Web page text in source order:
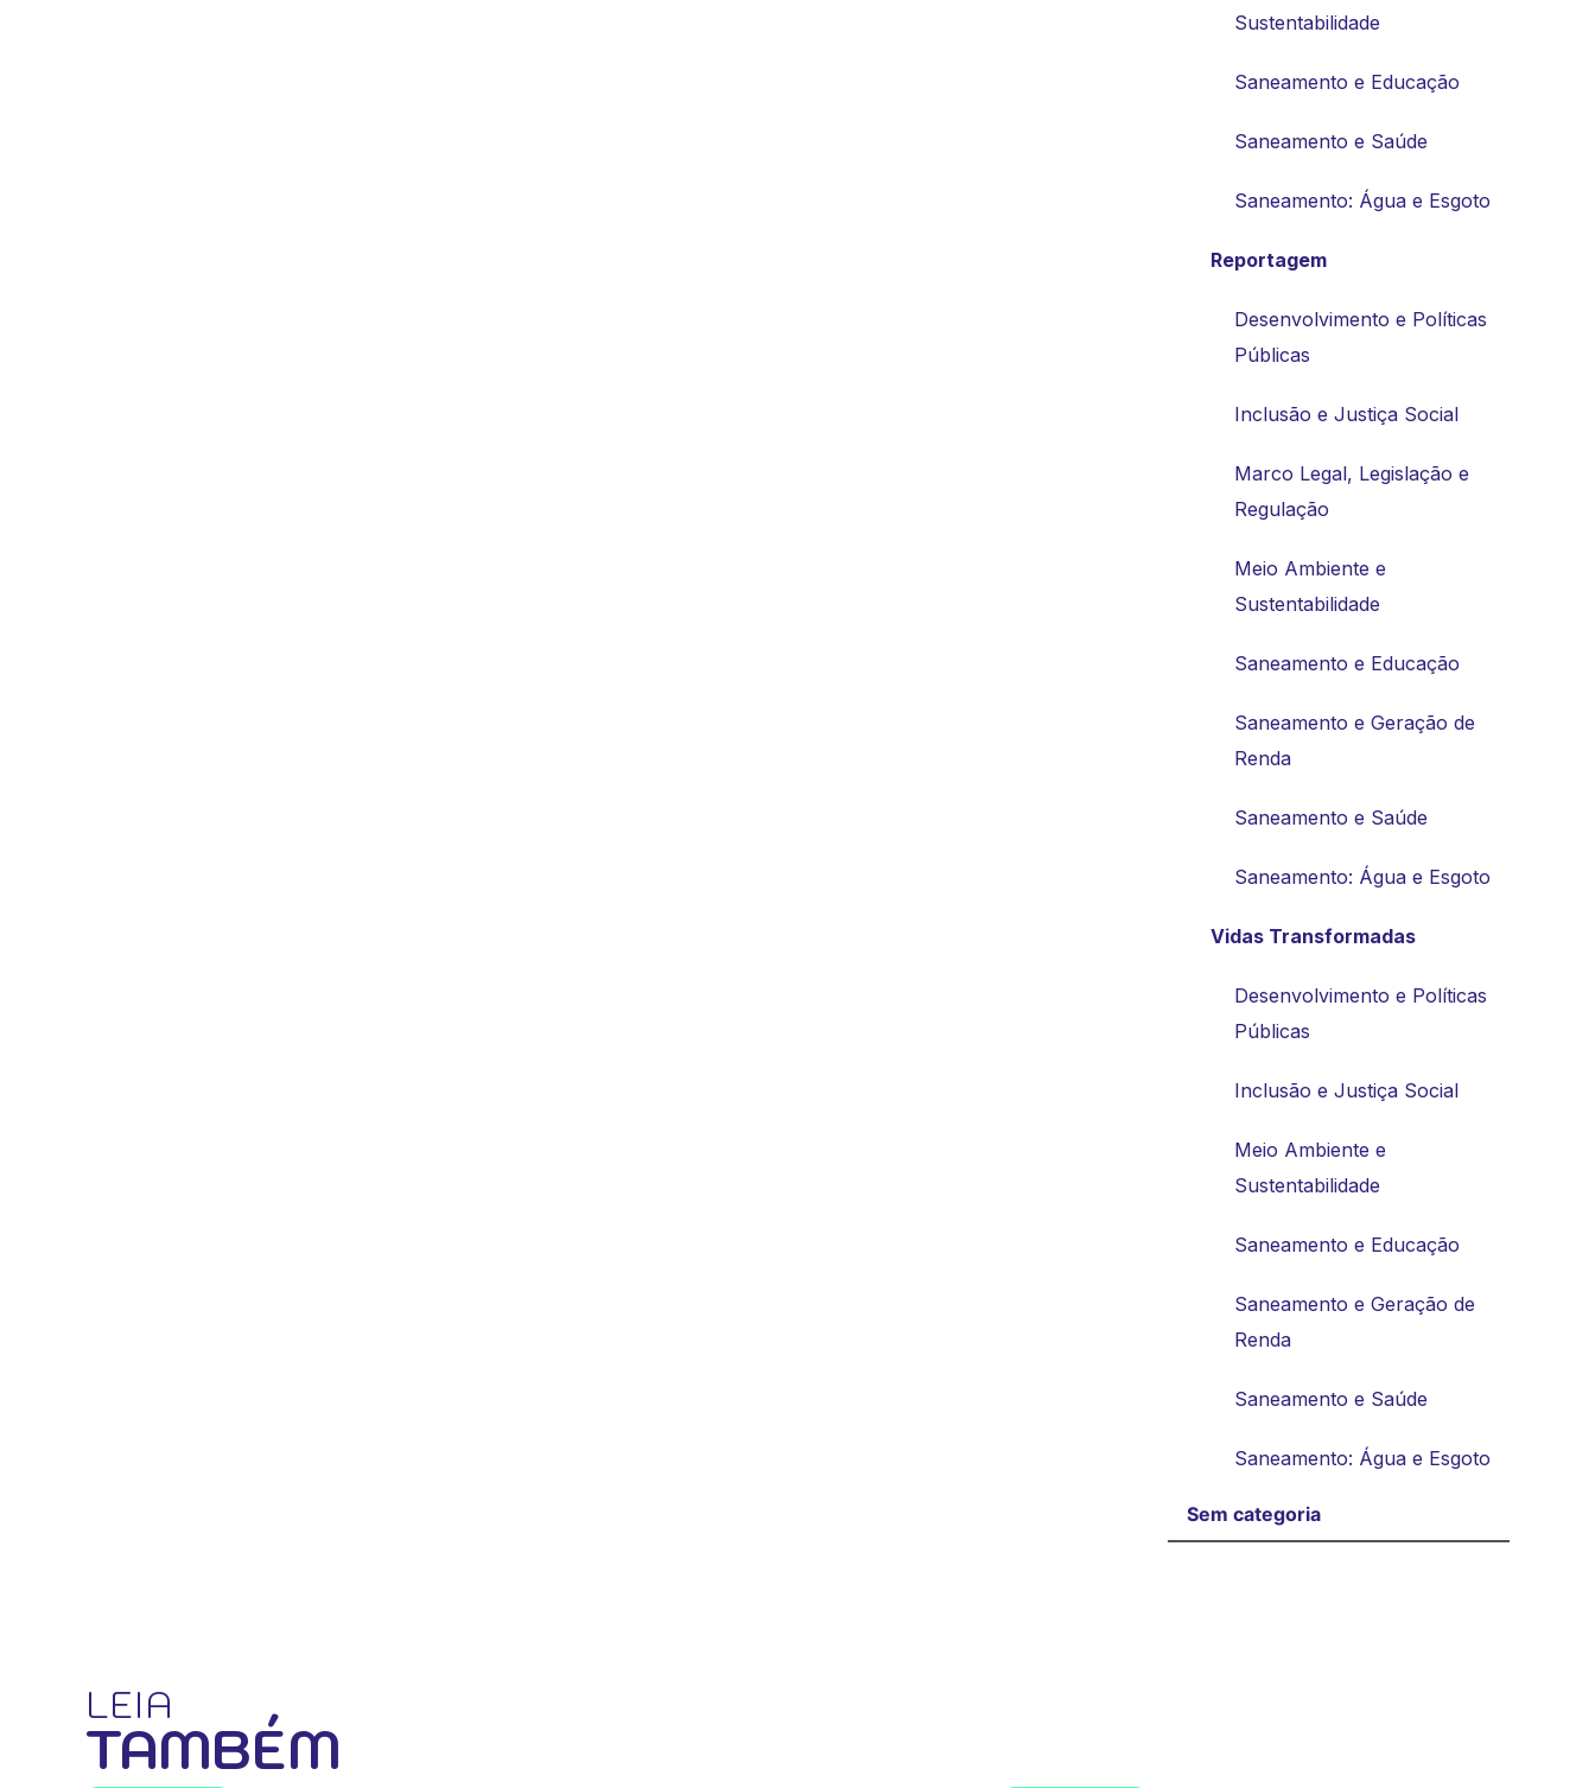
Sustentabilidade
Saneamento e Educação
Saneamento e Saúde
Saneamento: Água e Esgoto
Reportagem
Desenvolvimento e Políticas
Públicas
Inclusão e Justiça Social
Marco Legal, Legislação e
Regulação
Meio Ambiente e
Sustentabilidade
Saneamento e Educação
Saneamento e Geração de
Renda
Saneamento e Saúde
Saneamento: Água e Esgoto
Vidas Transformadas
Desenvolvimento e Políticas
Públicas
Inclusão e Justiça Social
Meio Ambiente e
Sustentabilidade
Saneamento e Educação
Saneamento e Geração de
Renda
Saneamento e Saúde
Saneamento: Água e Esgoto
Sem categoria
LEIA
TAMBÉM